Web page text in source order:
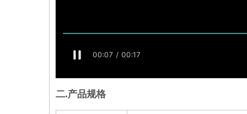
二.产品规格